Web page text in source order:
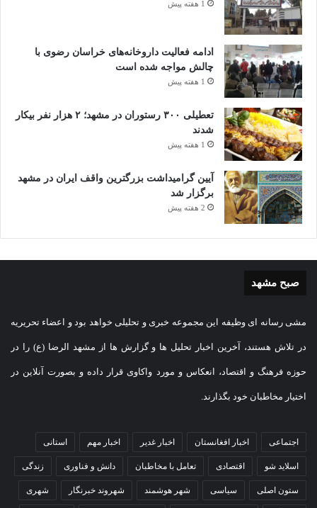
1 هفته پیش
ادامه فعالیت داروخانه‌های خراسان رضوی با
چالش مواجه شده است
1 هفته پیش
تعطیلی ۳۰۰ رستوران در مشهد؛ ۲ هزار نفر بیکار
شدند
1 هفته پیش
آیین گرامیداشت بزرگترین واقف ایران در مشهد
برگزار شد
2 هفته پیش
صبح مشهد
مشی رسانه ای وظیفه این مجموعه خبری و تحلیلی خواهد بود و اعضاء تحریریه
در تلاش هستند، آخرین اخبار تحلیل ها و گزارش ها از مشهد الرضا (ع) را در
حوزه فرهنگ و اقتصاد، انعکاس و مورد واکاوی قرار داده و بصورت آنلاین در
اختیار مخاطبان خود بگذارند.
اجتماعی اخبار افغانستان اخبار غدیر اخبار مهم استانی
اسلاید شو اقتصادی تعامل با مخاطبان دانش و فناوری زندگی
ستون اصلی سیاسی شهر هوشمند شهروند خبرنگار شهری